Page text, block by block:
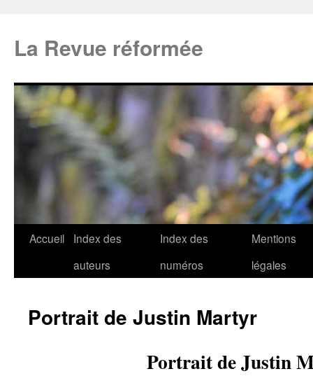
La Revue réformée
Accueil
Index des
auteurs
Index des
numéros
Mentions
légales
Portrait de Justin Martyr
Portrait de Justin